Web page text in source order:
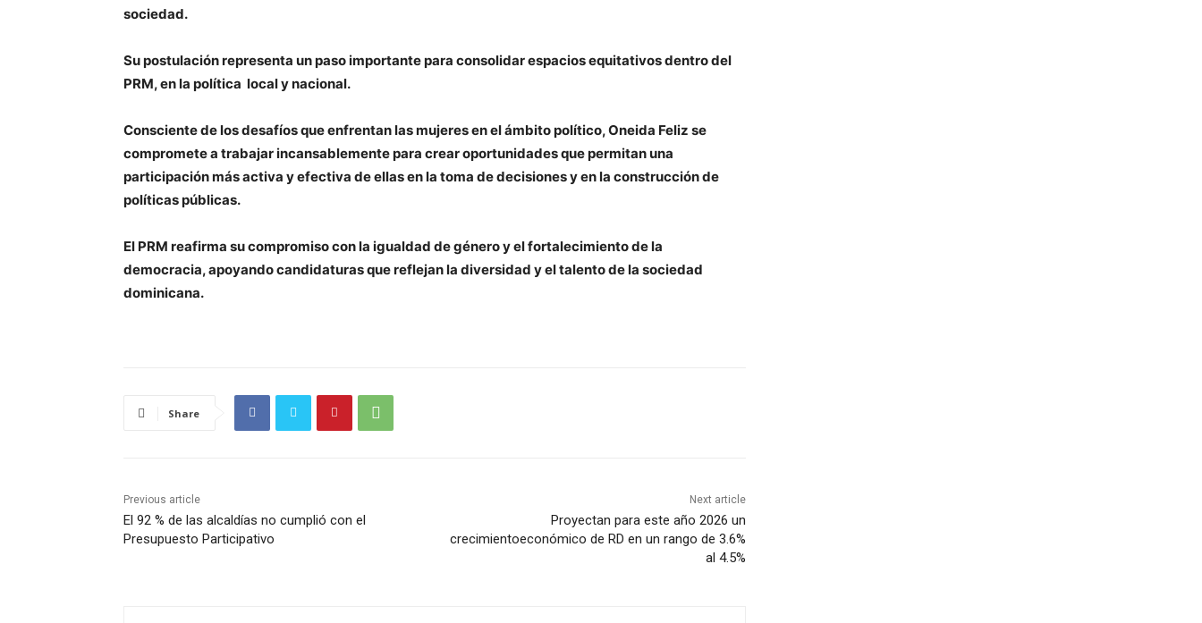
sociedad.
Su postulación representa un paso importante para consolidar espacios equitativos dentro del
PRM, en la política local y nacional.
Consciente de los desafíos que enfrentan las mujeres en el ámbito político, Oneida Feliz se
compromete a trabajar incansablemente para crear oportunidades que permitan una
participación más activa y efectiva de ellas en la toma de decisiones y en la construcción de
políticas públicas.
El PRM reafirma su compromiso con la igualdad de género y el fortalecimiento de la
democracia, apoyando candidaturas que reflejan la diversidad y el talento de la sociedad
dominicana.
Share
Previous article
El 92 % de las alcaldías no cumplió con el
Presupuesto Participativo
Next article
Proyectan para este año 2026 un
crecimientoeconómico de RD en un rango de 3.6%
al 4.5%